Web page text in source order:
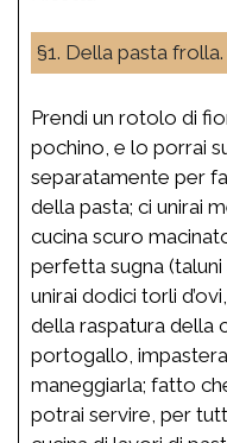
§1. Della pasta frolla.
Prendi un rotolo di
pochino, e lo porrai
separatamente per
della pasta; ci unirai
cucina scuro
perfetta sugna
unirai dodici torli
della raspatura della
portogallo,
maneggiarla; fatto
potrai servire, per